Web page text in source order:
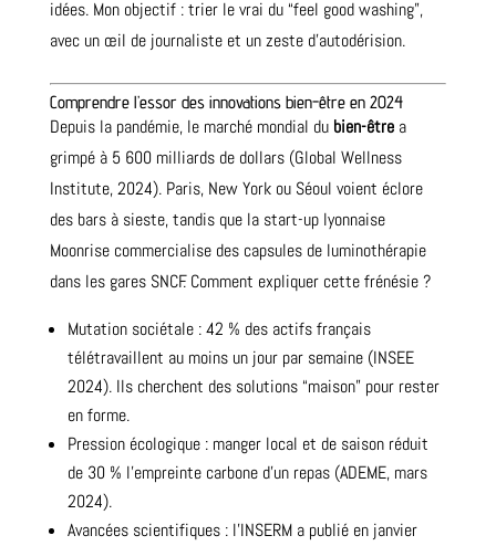
idées. Mon objectif : trier le vrai du “feel good washing”,
avec un œil de journaliste et un zeste d’autodérision.
Comprendre l’essor des innovations bien-être en 2024
Depuis la pandémie, le marché mondial du bien-êtrea
grimpé à 5 600 milliards de dollars (Global Wellness
Institute, 2024). Paris, New York ou Séoul voient éclore
des bars à sieste, tandis que la start-up lyonnaise
Moonrise commercialise des capsules de luminothérapie
dans les gares SNCF. Comment expliquer cette frénésie ?
Mutation sociétale : 42 % des actifs français
télétravaillent au moins un jour par semaine (INSEE
2024). Ils cherchent des solutions “maison” pour rester
en forme.
Pression écologique : manger local et de saison réduit
de 30 % l’empreinte carbone d’un repas (ADEME, mars
2024).
Avancées scientifiques : l’INSERM a publié en janvier